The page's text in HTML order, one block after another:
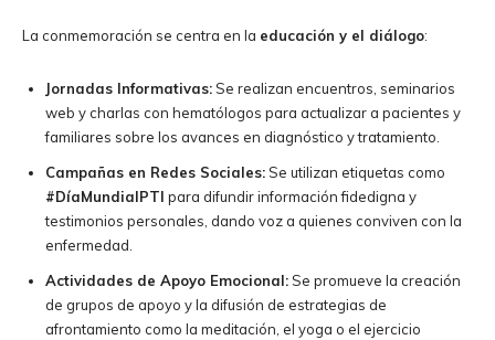
La conmemoración se centra en la educación y el diálogo:
Jornadas Informativas:Se realizan encuentros, seminarios
web y charlas con hematólogos para actualizar a pacientes y
familiares sobre los avances en diagnóstico y tratamiento.
Campañas en Redes Sociales:Se utilizan etiquetas como
#DíaMundialPTI para difundir información fidedigna y
testimonios personales, dando voz a quienes conviven con la
enfermedad.
Actividades de Apoyo Emocional:Se promueve la creación
de grupos de apoyo y la difusión de estrategias de
afrontamiento como la meditación, el yoga o el ejercicio